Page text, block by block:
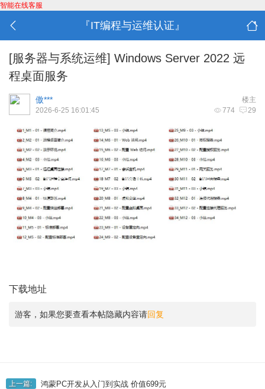
智能在线客服
『IT编程与运维认证』
[服务器与系统运维] Windows Server 2022 远
程桌面服务
楼主
傲***
774 29
2026-6-25 16:01:45
下载地址
游客，如果您要查看本帖隐藏内容请回复
上一篇: 鸿蒙PC开发从入门到实战 价值699元